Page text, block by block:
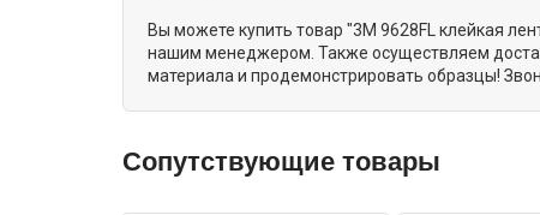
Вы можете купить товар "3M 9628FL клейкая
нашим менеджером. Также осуществляем
материала и продемонстрировать образцы!
Сопутствующие товары